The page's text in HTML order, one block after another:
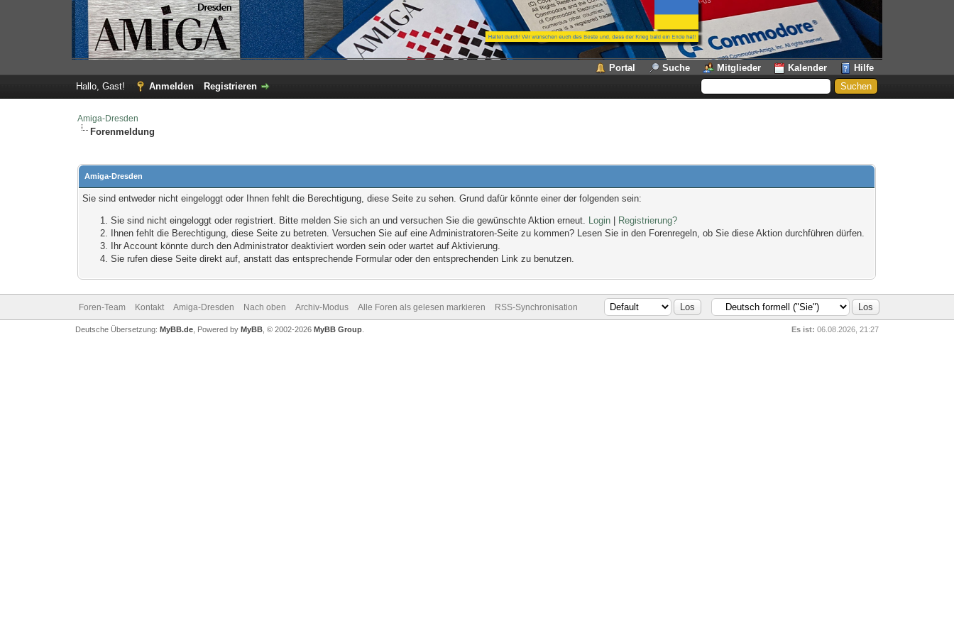
Portal Suche Mitglieder Kalender
Hilfe
Hallo, Gast!
Anmelden Registrieren
Amiga-Dresden
Forenmeldung
Amiga-Dresden
Sie sind entweder nicht eingeloggt oder Ihnen fehlt die Berechtigung, diese Seite zu sehen. Grund dafür könnte einer der folgenden sein:
Sie sind nicht eingeloggt oder registriert. Bitte melden Sie sich an und versuchen Sie die gewünschte Aktion erneut. Login
Registrierung?
Ihnen fehlt die Berechtigung, diese Seite zu betreten. Versuchen Sie auf eine Administratoren-Seite zu kommen? Lesen Sie in den Forenregeln, ob Sie diese Aktion durchführen dürfen.
Ihr Account könnte durch den Administrator deaktiviert worden sein oder wartet auf Aktivierung.
Sie rufen diese Seite direkt auf, anstatt das entsprechende Formular oder den entsprechenden Link zu benutzen.
Foren-Team Kontakt Amiga-Dresden Nach oben Archiv-Modus Alle Foren als gelesen markieren RSS-Synchronisation
Es ist: 06.08.2026, 21:27
Deutsche Übersetzung: MyBB.de, Powered by MyBB, © 2002-2026 MyBB Group.